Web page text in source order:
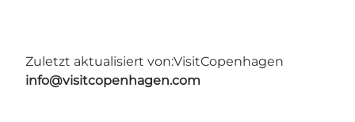
Zuletzt aktualisiert von:VisitCopenhagen
info@visitcopenhagen.com